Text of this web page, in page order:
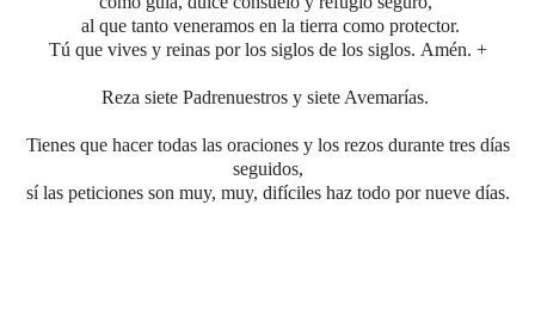
al que tanto veneramos en la tierra como protector.
Tú que vives y reinas por los siglos de los siglos. Amén. +
Reza siete Padrenuestros y siete Avemarías.
Tienes que hacer todas las oraciones y los rezos durante tres días
seguidos,
sí las peticiones son muy, muy, difíciles haz todo por nueve días.